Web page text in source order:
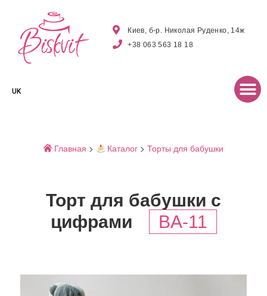
Киев, б-р. Николая Руденко, 14ж
+38 063 563 18 18
UK
Главная > Каталог >Торты для бабушки
Торт для бабушки с
цифрами
BA-11